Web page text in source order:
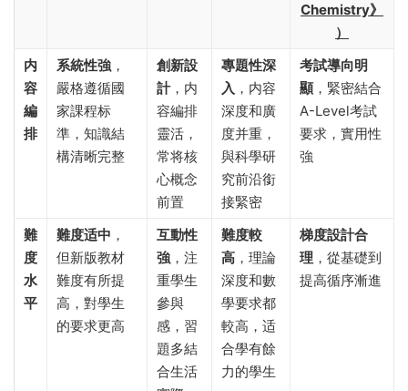
Chemistry》
）
内
容
編
排
系統性強 ，
嚴格遵循國
家課程标
準，知識結
構清晰完整
創新設
計，内
容編排
靈活，
常将核
心概念
前置
專題性深
入 ，内容
深度和廣
度并重，
與科學研
究前沿銜
接緊密
考試導向明
顯，緊密結合
A-Level考試
要求，實用性
強
難
度
水
平
難度适中 ，
但新版教材
難度有所提
高，對學生
的要求更高
互動性
強 ，注
重學生
參與
感，習
題多結
合生活
難度較
高 ，理論
深度和數
學要求都
較高，适
合學有餘
力的學生
梯度設計合
理 ，從基礎到
提高循序漸進